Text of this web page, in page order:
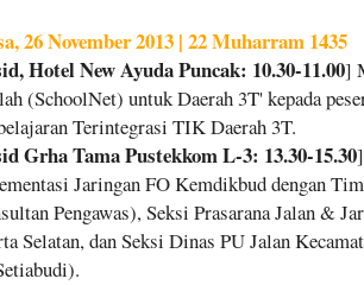
26 November 2013 | 22 Muharram 1435
Hotel New Ayuda Puncak: 10.30-11.00]
(SchoolNet) untuk Daerah 3T' kepada
Terintegrasi TIK Daerah 3T.
Grha Tama Pustekkom L-3: 13.30-15.30
Jaringan FO Kemdikbud dengan
Pengawas), Seksi Prasarana Jalan &
Selatan, dan Seksi Dinas PU Jalan